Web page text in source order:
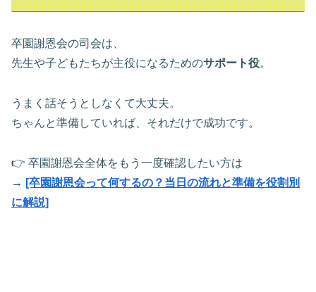
卒園謝恩会の司会は、
先生や子どもたちが主役になるためのサポート役。
うまく話そうとしなくて大丈夫。
ちゃんと準備していれば、それだけで成功です。
👉 卒園謝恩会全体をもう一度確認したい方は
→ [卒園謝恩会って何するの？当日の流れと準備を役割別
に解説]